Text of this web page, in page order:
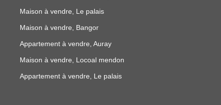
Maison à vendre, Le palais
Maison à vendre, Bangor
Appartement à vendre, Auray
Maison à vendre, Locoal mendon
Appartement à vendre, Le palais